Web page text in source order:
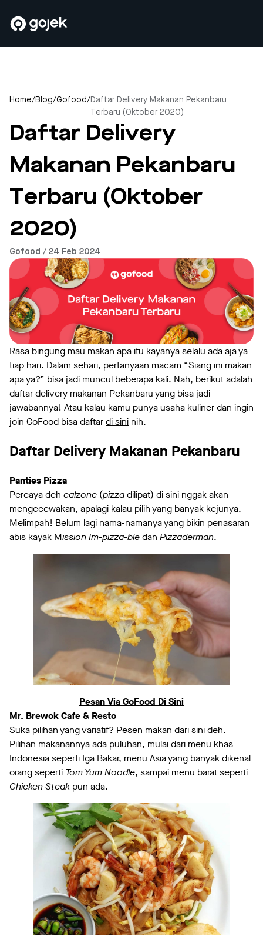
Home/Blog/Gofood/Daftar Delivery Makanan Pekanbaru
Terbaru (Oktober 2020)
Daftar Delivery
Makanan Pekanbaru
Terbaru (Oktober
2020)
Gofood / 24 Feb 2024
Rasa bingung mau makan apa itu kayanya selalu ada aja ya
tiap hari. Dalam sehari, pertanyaan macam “Siang ini makan
apa ya?” bisa jadi muncul beberapa kali. Nah, berikut adalah
daftar delivery makanan Pekanbaru yang bisa jadi
jawabannya! Atau kalau kamu punya usaha kuliner dan ingin
join GoFood bisa daftardi sini nih.
Daftar Delivery Makanan Pekanbaru
Panties Pizza
Percaya deh calzone (pizzadilipat) di sini nggak akan
mengecewakan, apalagi kalau pilih yang banyak kejunya.
Melimpah! Belum lagi nama-namanya yang bikin penasaran
abis kayak Mission Im-pizza-bledan Pizzaderman.
Pesan Via GoFood Di Sini
Mr. Brewok Cafe & Resto
Suka pilihan yang variatif? Pesen makan dari sini deh.
Pilihan makanannya ada puluhan, mulai dari menu khas
Indonesia seperti Iga Bakar, menu Asia yang banyak dikenal
orang seperti Tom Yum Noodle, sampai menu barat seperti
Chicken Steak pun ada.